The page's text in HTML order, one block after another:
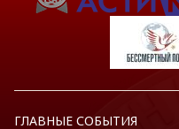
ГЛАВНЫЕ СОБЫТИЯ